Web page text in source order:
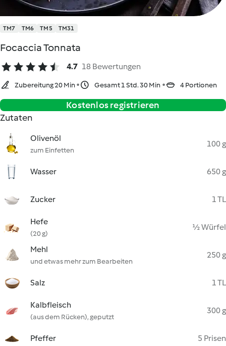
TM7 TM6 TM5 TM31
Focaccia Tonnata
4.7 18 Bewertungen
Zubereitung 20 Min Gesamt 1 Std. 30 Min 4 Portionen
Kostenlos registrieren
Zutaten
Olivenöl
zum Einfetten
100 g
Wasser 650 g
Zucker 1 TL
Hefe
(20 g)
½ Würfel
Mehl
und etwas mehr zum Bearbeiten
250 g
Salz 1 TL
Kalbfleisch
(aus dem Rücken), geputzt
300 g
Pfeffer 5 Prisen